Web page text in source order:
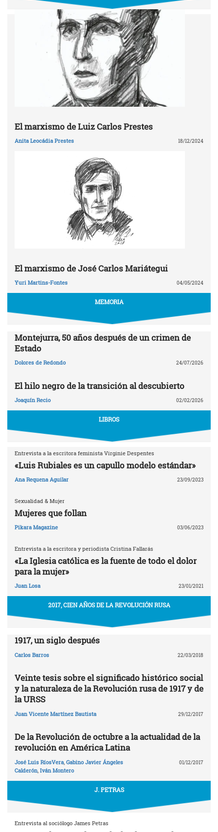
El marxismo de Luiz Carlos Prestes
Anita Leocádia Prestes 18/12/2024
El marxismo de José Carlos Mariátegui
Yuri Martins-Fontes 04/05/2024
MEMORIA
Montejurra, 50 años después de un crimen de
Estado
Dolores de Redondo 24/07/2026
El hilo negro de la transición al descubierto
Joaquín Recio 02/02/2026
LIBROS
Entrevista a la escritora feminista Virginie Despentes
«Luis Rubiales es un capullo modelo estándar»
Ana Requena Aguilar 23/09/2023
Sexualidad & Mujer
Mujeres que follan
Pikara Magazine 03/06/2023
Entrevista a la escritora y periodista Cristina Fallarás
«La Iglesia católica es la fuente de todo el dolor
para la mujer»
Juan Losa 23/01/2021
2017, CIEN AÑOS DE LA REVOLUCIÓN RUSA
1917, un siglo después
Carlos Barros 22/03/2018
Veinte tesis sobre el significado histórico social
y la naturaleza de la Revolución rusa de 1917 y de
la URSS
Juan Vicente Martínez Bautista 29/12/2017
De la Revolución de octubre a la actualidad de la
revolución en América Latina
José Luis RíosVera, Gabino Javier Ángeles
Calderón, Iván Montero
01/12/2017
J. PETRAS
Entrevista al sociólogo James Petras